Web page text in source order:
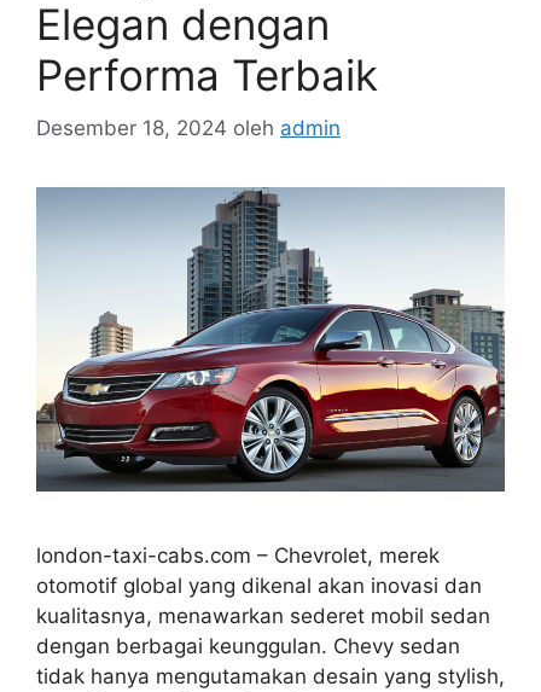
Elegan dengan
Performa Terbaik
Desember 18, 2024 oleh admin
london-taxi-cabs.com – Chevrolet, merek
otomotif global yang dikenal akan inovasi dan
kualitasnya, menawarkan sederet mobil sedan
dengan berbagai keunggulan. Chevy sedan
tidak hanya mengutamakan desain yang stylish,